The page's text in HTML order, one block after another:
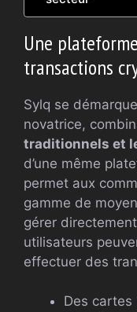
Une
transactions
Sylq se
novatrice,
traditionnels et
d’une même
permet aux
gamme de
gérer
utilisateurs
effectuer des
Des cartes